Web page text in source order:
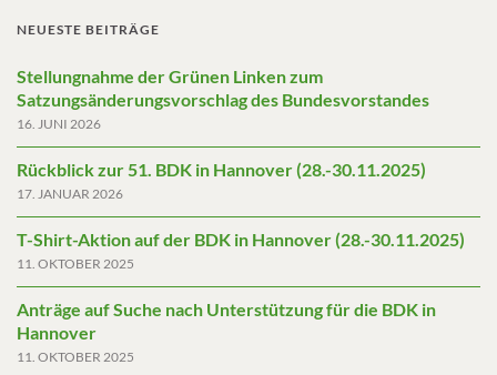
NEUESTE BEITRÄGE
Stellungnahme der Grünen Linken zum
Satzungsänderungsvorschlag des Bundesvorstandes
16. JUNI 2026
Rückblick zur 51. BDK in Hannover (28.-30.11.2025)
17. JANUAR 2026
T-Shirt-Aktion auf der BDK in Hannover (28.-30.11.2025)
11. OKTOBER 2025
Anträge auf Suche nach Unterstützung für die BDK in
Hannover
11. OKTOBER 2025